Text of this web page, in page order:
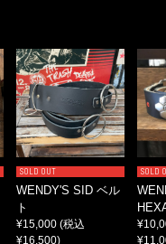
SOLD OUT
WENDY'S SID ベル
ト
¥15,000 (税込
¥16,500)
SOLD